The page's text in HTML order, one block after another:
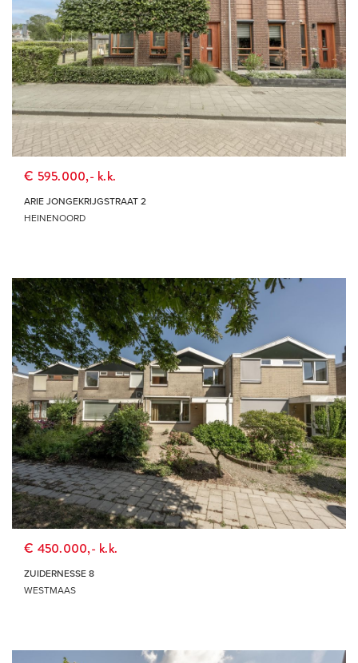
€ 595.000,- k.k.
ARIE JONGEKRIJGSTRAAT 2
HEINENOORD
€ 450.000,- k.k.
ZUIDERNESSE 8
WESTMAAS